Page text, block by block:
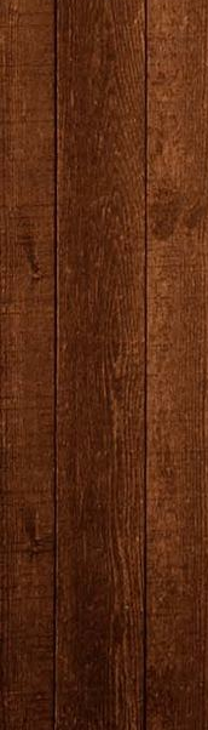
7N0A6706